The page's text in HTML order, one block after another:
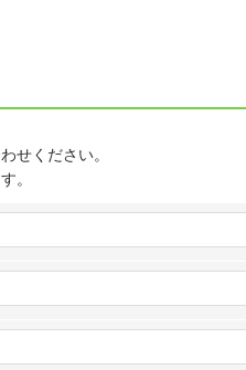
せください。
。